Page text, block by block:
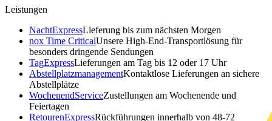
Kontakt
Kundenbereich
Leistungen
NachtExpressLieferung bis zum nächsten Morgen
nox Time CriticalUnsere High-End-Transportlösung für
besonders dringende Sendungen
TagExpressLieferungen am Tag bis 12 oder 17 Uhr
Abstell­platz­manage­mentKontaktlose Lieferungen an sichere
Abstellplätze
Wochenend­ServiceZustellungen am Wochenende und
Feiertagen
Retouren­ExpressRückführungen innerhalb von 48-72